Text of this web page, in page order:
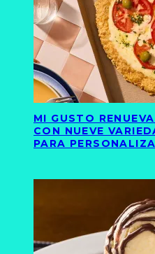
MI GUSTO
CON NUEVE
PARA